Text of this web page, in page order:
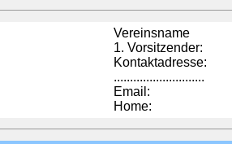
Vereinsname
1. Vorsitzender:
Kontaktadresse:
............................
Email:
Home: